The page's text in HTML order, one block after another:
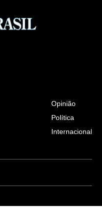
Opinião
Política
Internacional